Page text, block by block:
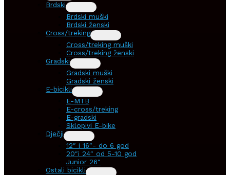
Brdski
Brdski muški
Brdski ženski
Cross/treking
Cross/treking muški
Cross/treking ženski
Gradski
Gradski muški
Gradski ženski
E-bicikli
E-MTB
E-cross/treking
E-gradski
Sklopivi E-bike
Dječji
12″ i 16″- do 6 god
20″i 24″ od 5-10 god
Junior 26″
Ostali bicikli